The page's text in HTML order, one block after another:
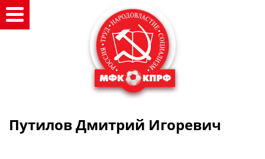
Путилов Дмитрий Игоревич